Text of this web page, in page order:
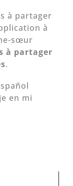
à partager
à
sœur
à partager
.
en mi